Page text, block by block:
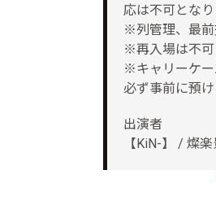
応は不可となり
※列管理、最前
※再入場は不可
※キャリーケー
必ず事前に預
出演者
【KiN-】 / 燦